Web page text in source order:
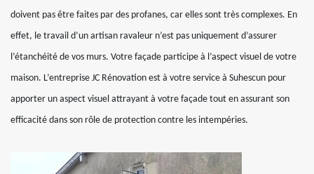
doivent pas être faites par des profanes, car elles sont très complexes. En
effet, le travail d’un artisan ravaleur n’est pas uniquement d’assurer
l’étanchéité de vos murs. Votre façade participe à l’aspect visuel de votre
maison. L’entreprise JC Rénovation est à votre service à Suhescun pour
apporter un aspect visuel attrayant à votre façade tout en assurant son
efficacité dans son rôle de protection contre les intempéries.